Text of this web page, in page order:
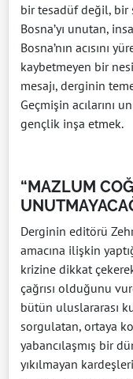
bir tesadüf değil, bir
Bosna’yı unutan,
Bosna’nın acısını
kaybetmeyen bir
mesajı, derginin
Geçmişin acılarını
gençlik inşa etmek.
“MAZLUM
Derginin editörü
amacına ilişkin
krizine dikkat
çağrısı olduğunu
bütün uluslararası
sorgulatan, ortaya
yabancılaşmış bir
yıkılmayan